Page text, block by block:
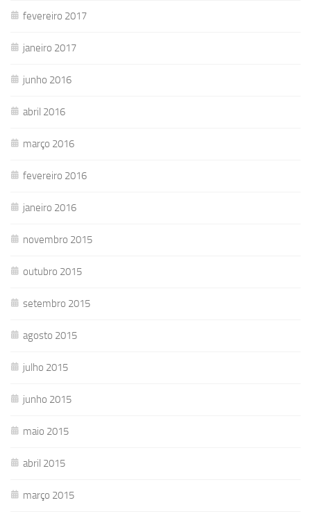
fevereiro 2017
janeiro 2017
junho 2016
abril 2016
março 2016
fevereiro 2016
janeiro 2016
novembro 2015
outubro 2015
setembro 2015
agosto 2015
julho 2015
junho 2015
maio 2015
abril 2015
março 2015